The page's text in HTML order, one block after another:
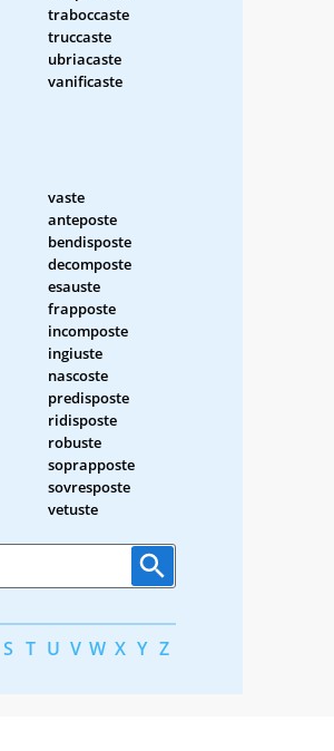
traboccaste
truccaste
ubriacaste
vanificaste
vaste
anteposte
bendisposte
decomposte
esauste
frapposte
incomposte
ingiuste
nascoste
predisposte
ridisposte
robuste
soprapposte
sovresposte
vetuste
S T U V W X Y Z